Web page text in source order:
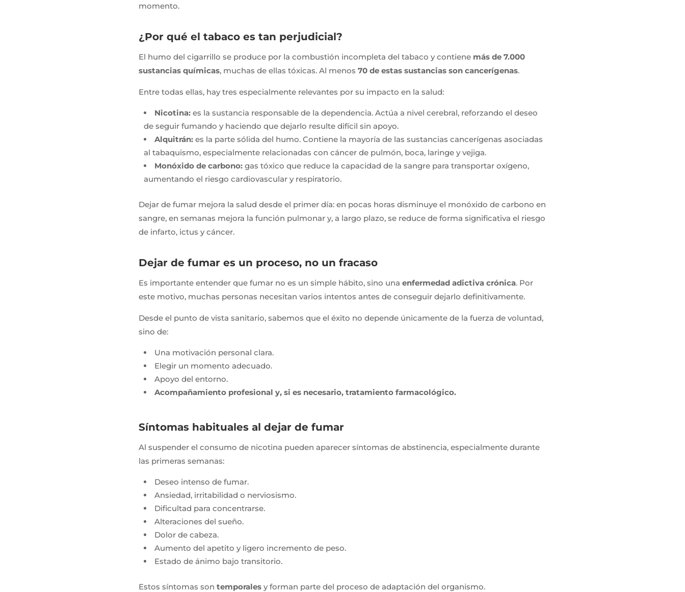
momento.
¿Por qué el tabaco es tan perjudicial?
El humo del cigarrillo se produce por la combustión incompleta del tabaco y contiene más de 7.000
sustancias químicas, muchas de ellas tóxicas. Al menos 70 de estas sustancias son cancerígenas.
Entre todas ellas, hay tres especialmente relevantes por su impacto en la salud:
Nicotina: es la sustancia responsable de la dependencia. Actúa a nivel cerebral, reforzando el deseo
de seguir fumando y haciendo que dejarlo resulte difícil sin apoyo.
Alquitrán: es la parte sólida del humo. Contiene la mayoría de las sustancias cancerígenas asociadas
al tabaquismo, especialmente relacionadas con cáncer de pulmón, boca, laringe y vejiga.
Monóxido de carbono: gas tóxico que reduce la capacidad de la sangre para transportar oxígeno,
aumentando el riesgo cardiovascular y respiratorio.
Dejar de fumar mejora la salud desde el primer día: en pocas horas disminuye el monóxido de carbono en
sangre, en semanas mejora la función pulmonar y, a largo plazo, se reduce de forma significativa el riesgo
de infarto, ictus y cáncer.
Dejar de fumar es un proceso, no un fracaso
Es importante entender que fumar no es un simple hábito, sino una enfermedad adictiva crónica. Por
este motivo, muchas personas necesitan varios intentos antes de conseguir dejarlo definitivamente.
Desde el punto de vista sanitario, sabemos que el éxito no depende únicamente de la fuerza de voluntad,
sino de:
Una motivación personal clara.
Elegir un momento adecuado.
Apoyo del entorno.
Acompañamiento profesional y, si es necesario, tratamiento farmacológico.
Síntomas habituales al dejar de fumar
Al suspender el consumo de nicotina pueden aparecer síntomas de abstinencia, especialmente durante
las primeras semanas:
Deseo intenso de fumar.
Ansiedad, irritabilidad o nerviosismo.
Dificultad para concentrarse.
Alteraciones del sueño.
Dolor de cabeza.
Aumento del apetito y ligero incremento de peso.
Estado de ánimo bajo transitorio.
Estos síntomas son temporales y forman parte del proceso de adaptación del organismo.